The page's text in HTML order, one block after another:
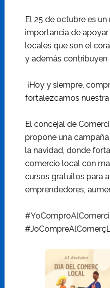
El 25 de octubre es
importancia de
locales que son el
y además
¡Hoy y siempre,
fortalezcamos
El concejal de
propone una
la navidad, donde
comercio local con
cursos gratuitos para
emprendedores,